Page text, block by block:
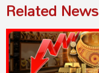
Related News